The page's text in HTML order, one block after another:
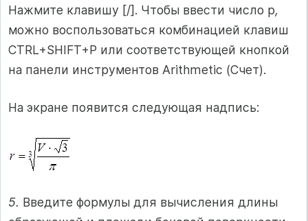
Нажмите клавишу [/]. Чтобы ввести число p,
можно воспользоваться комбинацией клавиш
CTRL+SHIFT+P или соответствующей кнопкой
на панели инструментов Arithmetic (Счет).
На экране появится следующая надпись:
5. Введите формулы для вычисления длины